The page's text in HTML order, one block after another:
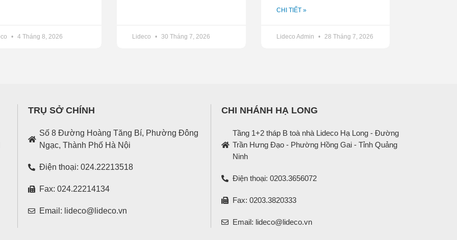
4 Tháng 8, 2026 Lideco 30 Tháng 7, 2026
CHI TIẾT »
Lideco Admin 28 Tháng 7, 2026
TRỤ SỞ CHÍNH
Số 8 Đường Hoàng Tăng Bí, Phường Đông
Ngạc, Thành Phố Hà Nội
Điện thoại: 024.22213518
Fax: 024.22214134
Email: lideco@lideco.vn
CHI NHÁNH HẠ LONG
Tầng 1+2 tháp B toà nhà Lideco Hạ Long - Đường
Trần Hưng Đạo - Phường Hồng Gai - Tỉnh Quảng
Ninh
Điện thoại: 0203.3656072
Fax: 0203.3820333
Email: lideco@lideco.vn